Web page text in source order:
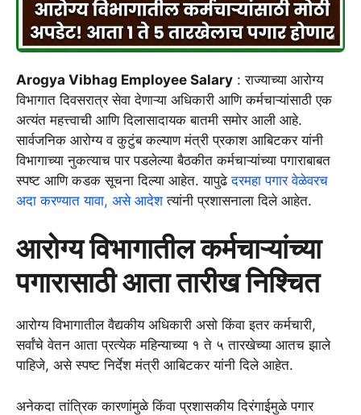
Arogya Vibhag Employee Salary : राज्याच्या आरोग्य
विभागात दिवसरात्र सेवा देणाऱ्या अधिकारी आणि कर्मचाऱ्यांसाठी एक
अत्यंत महत्त्वाची आणि दिलासादायक बातमी समोर आली आहे.
सार्वजनिक आरोग्य व कुटुंब कल्याण मंत्री प्रकाश आबिटकर यांनी
विभागाच्या नुकत्याच पार पडलेल्या बैठकीत कर्मचाऱ्यांच्या पगाराबाबत
स्पष्ट आणि कडक सूचना दिल्या आहेत. यापुढेदरमहा पगार वेळेवरच
अदा करण्यात यावा, असे आदेशत्यांनी प्रशासनाला दिले आहेत.
आरोग्य विभागातील कर्मचाऱ्यांच्या
पगारासाठी आता तारीख निश्चित
आरोग्य विभागातील वैद्यकीय अधिकारी असो किंवा इतर कर्मचारी,
सर्वांचे वेतन आता प्रत्येक महिन्याच्या १ ते ५ तारखेच्या आतच झाले
पाहिजे, असे स्पष्ट निर्देश मंत्री आबिटकर यांनी दिले आहेत.
अनेकदा तांत्रिक कारणांमुळे किंवा प्रशासकीय दिरंगाईमुळे पगार